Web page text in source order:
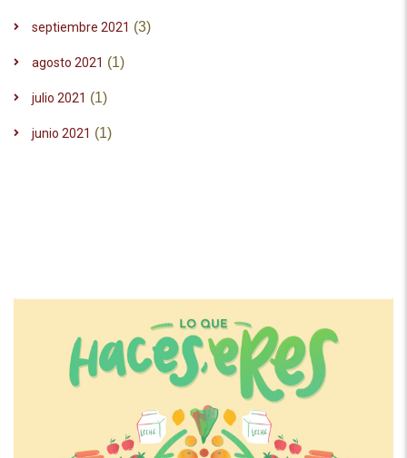
septiembre 2021 (3)
agosto 2021 (1)
julio 2021 (1)
junio 2021 (1)